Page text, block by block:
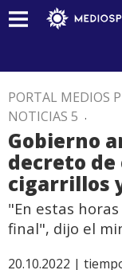
PORTAL MEDIOS
NOTICIAS 5 .
Gobierno
decreto de
cigarrillos
"En estas
final", dijo el
20.10.2022 |